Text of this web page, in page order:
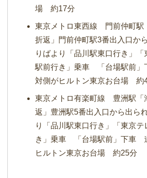
場 約17分
東京メトロ東西線 門前仲町駅
折返」門前仲町駅3番出入口か
りばより「品川駅東口行き」「
駅前行き」乗車 「台場駅前
対側がヒルトン東京お台場 約
東京メトロ有楽町線 豊洲駅「
返」豊洲駅5番出入口から出ら
り「品川駅東口行き」「東京
き」乗車 「台場駅前」下車
ヒルトン東京お台場 約25分